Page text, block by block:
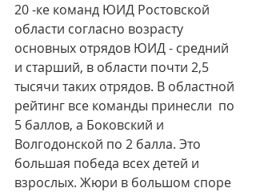
20 -ке команд ЮИД Ростовской
области согласно возрасту
основных отрядов ЮИД - средний
и старший, в области почти 2,5
тысячи таких отрядов. В областной
рейтинг все команды принесли  по
5 баллов, а Боковский и
Волгодонской по 2 балла. Это
большая победа всех детей и
взрослых. Жюри в большом споре